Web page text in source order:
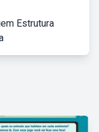
Estrutura